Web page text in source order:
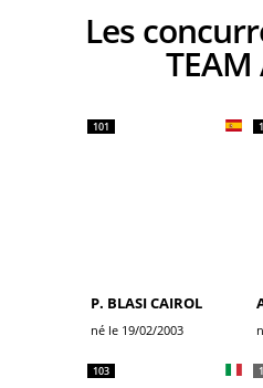
Les concurrentes UAE
TEAM
101
P. BLASI CAIROL
né le 19/02/2003
103